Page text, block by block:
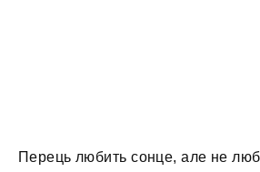
Перець любить сонце, але не